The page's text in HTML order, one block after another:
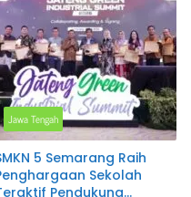
Jawa Tengah
5 Semarang Raih
Sekolah
Pendukung